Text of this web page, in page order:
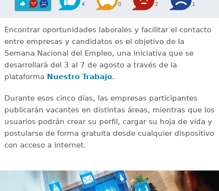
4 0 2 1
Encontrar oportunidades laborales y facilitar el contacto
entre empresas y candidatos es el objetivo de la
Semana Nacional del Empleo, una iniciativa que se
desarrollará del 3 al 7 de agosto a través de la
plataforma Nuestro Trabajo.
Durante esos cinco días, las empresas participantes
publicarán vacantes en distintas áreas, mientras que los
usuarios podrán crear su perfil, cargar su hoja de vida y
postularse de forma gratuita desde cualquier dispositivo
con acceso a internet.